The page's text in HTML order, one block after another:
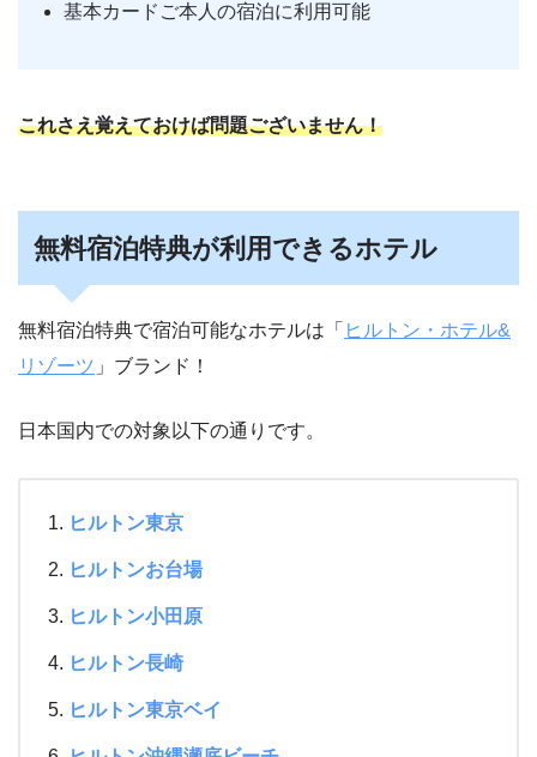
基本カードご本人の宿泊に利用可能
これさえ覚えておけば問題ございません！
無料宿泊特典が利用できるホテル
無料宿泊特典で宿泊可能なホテルは「 ヒルトン・ホテル&
リゾーツ 」ブランド！
日本国内での対象以下の通りです。
ヒルトン東京
ヒルトンお台場
ヒルトン小田原
ヒルトン長崎
ヒルトン東京ベイ